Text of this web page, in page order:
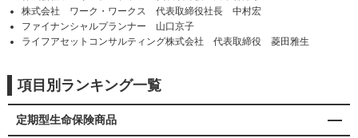
株式会社 ワーク・ワークス 代表取締役社長 中村宏
ファイナンシャルプランナー 山口京子
ライフアセットコンサルティング株式会社 代表取締役 菱田雅生
項目別ランキング一覧
定期型生命保険商品